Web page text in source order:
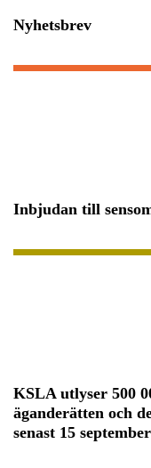
Nyhetsbrev
Inbjudan till
KSLA utlyser 500
äganderätten och
senast 15